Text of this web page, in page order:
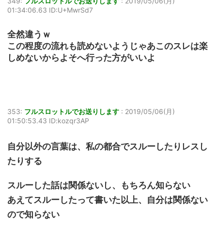
01:34:06.63 ID:U+MwrSd7
全然違うｗ
この程度の流れも読めないようじゃあこのスレは楽
しめないからよそへ行った方がいいよ
353: フルスロットルでお送りします : 2019/05/06(月)
01:50:53.43 ID:kozqr3AP
自分以外の言葉は、私の都合でスルーしたりレスし
たりする
スルーした話は関係ないし、もちろん知らない
あえてスルーしたって書いた以上、自分は関係ない
ので知らない